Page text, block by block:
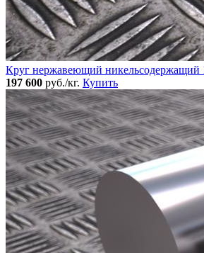
Круг нержавеющий
197 600 руб./кг. Купить